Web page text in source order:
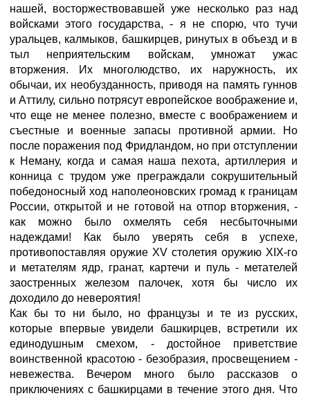
нашей, восторжествовавшей уже несколько раз над
войсками этого государства, - я не спорю, что тучи
уральцев, калмыков, башкирцев, ринутых в объезд и в
тыл неприятельским войскам, умножат ужас
вторжения. Их многолюдство, их наружность, их
обычаи, их необузданность, приводя на память гуннов
и Аттилу, сильно потрясут европейское воображение и,
что еще не менее полезно, вместе с воображением и
съестные и военные запасы противной армии. Но
после поражения под Фридландом, но при отступлении
к Неману, когда и самая наша пехота, артиллерия и
конница с трудом уже преграждали сокрушительный
победоносный ход наполеоновских громад к границам
России, открытой и не готовой на отпор вторжения, -
как можно было охмелять себя несбыточными
надеждами! Как было уверять себя в успехе,
противопоставляя оружие XV столетия оружию XIX-го
и метателям ядр, гранат, картечи и пуль - метателей
заостренных железом палочек, хотя бы число их
доходило до невероятия!
Как бы то ни было, но французы и те из русских,
которые впервые увидели башкирцев, встретили их
единодушным смехом, - достойное приветствие
воинственной красотою - безобразия, просвещением -
невежества. Вечером много было рассказов о
приключениях с башкирцами в течение этого дня. Что